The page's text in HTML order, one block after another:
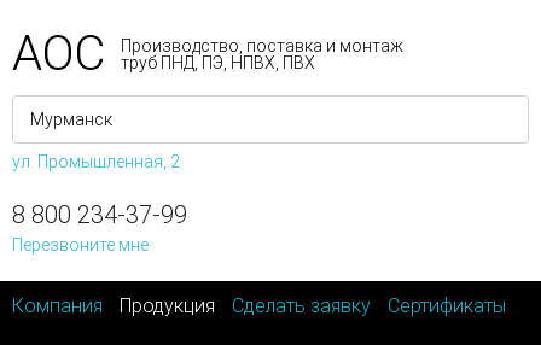
АОС
Производство, поставка и монтаж
труб ПНД, ПЭ, НПВХ, ПВХ
ул. Промышленная, 2
8 800 234-37-99
Перезвоните мне
Компания Продукция Сделать заявку Сертификаты